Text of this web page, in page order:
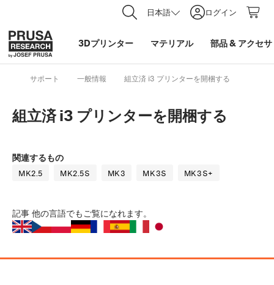
日本語 ログイン
3Dプリンター マテリアル 部品& アクセ
サポート 一般情報 組立済 i3 プリンターを開梱する
組立済 i3 プリンターを開梱する
関連するもの
MK2.5 MK2.5S MK3 MK3S MK3S+
記事 他の言語でもご覧になれます。